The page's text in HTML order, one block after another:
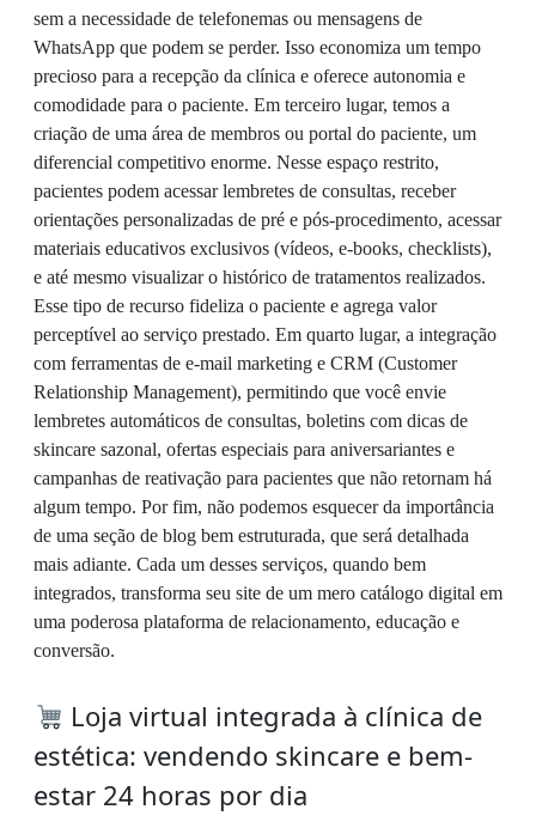
sem a necessidade de telefonemas ou mensagens de
WhatsApp que podem se perder. Isso economiza um tempo
precioso para a recepção da clínica e oferece autonomia e
comodidade para o paciente. Em terceiro lugar, temos a
criação de uma área de membros ou portal do paciente, um
diferencial competitivo enorme. Nesse espaço restrito,
pacientes podem acessar lembretes de consultas, receber
orientações personalizadas de pré e pós-procedimento, acessar
materiais educativos exclusivos (vídeos, e-books, checklists),
e até mesmo visualizar o histórico de tratamentos realizados.
Esse tipo de recurso fideliza o paciente e agrega valor
perceptível ao serviço prestado. Em quarto lugar, a integração
com ferramentas de e-mail marketing e CRM (Customer
Relationship Management), permitindo que você envie
lembretes automáticos de consultas, boletins com dicas de
skincare sazonal, ofertas especiais para aniversariantes e
campanhas de reativação para pacientes que não retornam há
algum tempo. Por fim, não podemos esquecer da importância
de uma seção de blog bem estruturada, que será detalhada
mais adiante. Cada um desses serviços, quando bem
integrados, transforma seu site de um mero catálogo digital em
uma poderosa plataforma de relacionamento, educação e
conversão.
Loja virtual integrada à clínica de
estética: vendendo skincare e bem-
estar 24 horas por dia